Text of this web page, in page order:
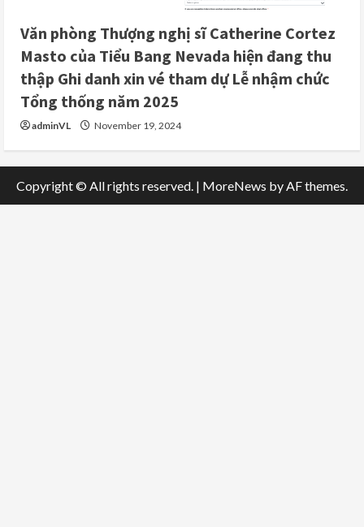
Văn phòng Thượng nghị sĩ Catherine Cortez
Masto của Tiểu Bang Nevada hiện đang thu
thập Ghi danh xin vé tham dự Lễ nhậm chức
Tổng thống năm 2025
adminVL November 19, 2024
Copyright © All rights reserved. | MoreNews by AF themes.